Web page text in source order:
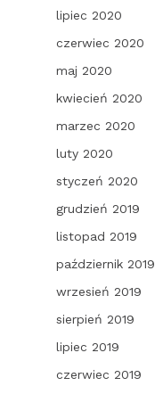
lipiec 2020
czerwiec 2020
maj 2020
kwiecień 2020
marzec 2020
luty 2020
styczeń 2020
grudzień 2019
listopad 2019
październik 2019
wrzesień 2019
sierpień 2019
lipiec 2019
czerwiec 2019